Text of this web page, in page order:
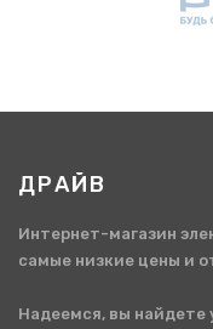
ДРАЙВ
Интернет-магазин
самые низкие цены и
Надеемся, вы найдете